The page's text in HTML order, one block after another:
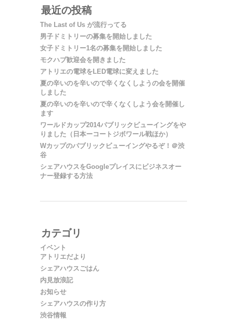
最近の投稿
The Last of Us が流行ってる
男子ドミトリーの募集を開始しました
女子ドミトリー1名の募集を開始しました
モクハブ歓迎会を開きました
アトリエの電球をLED電球に変えました
夏の辛いのを辛いので辛くなくしようの会を開催
しました
夏の辛いのを辛いので辛くなくしよう会を開催し
ます
ワールドカップ2014パブリックビューイングをや
りました（日本ーコートジボワール戦ほか）
Wカップのパブリックビューイングやるぞ！＠渋
谷
シェアハウスをGoogleプレイスにビジネスオー
ナー登録する方法
カテゴリ
イベント
アトリエだより
シェアハウスごはん
内見放浪記
お知らせ
シェアハウスの作り方
渋谷情報